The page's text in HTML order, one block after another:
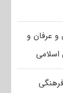
و عرفان و